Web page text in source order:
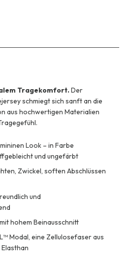
Tragekomfort.Der
schmiegt sich sanft an die
aus hochwertigen Materialien
Look – in Farbe
und ungefärbt
Zwickel, soften Abschlüssen
und
hohem Beinausschnitt
Modal, eine Zellulosefaser aus